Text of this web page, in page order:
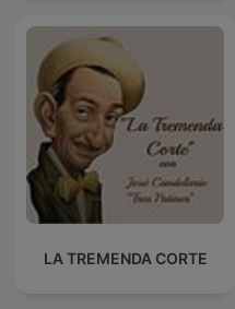
LA TREMENDA CORTE